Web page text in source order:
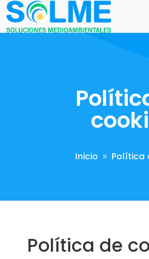
Inicio 9 Política
Política de